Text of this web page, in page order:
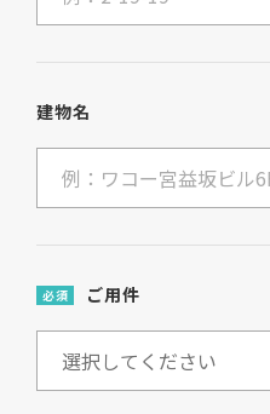
建物名
必須 ご用件